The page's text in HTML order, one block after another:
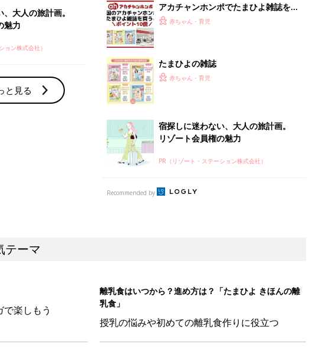
大人の旅計画。
魅力
ョン株式会社）
と見る
アカチャンホンポでたまひよ雑誌を買
うとポイント10倍【期間限定】
赤ちゃん・育児
たまひよの雑誌
赤ちゃん・育児
宿探しに迷わない、大人の旅計画。
リゾート会員権の魅力
PR（リゾート・ステーション株式会社）
Recommended by
テーマ
楽しもう
離乳食はいつから？進め方は？「たまひよ きほんの離
乳食」
授乳の悩みや初めての離乳食作りに役立つ